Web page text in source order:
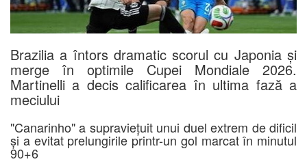
Brazilia a întors dramatic scorul cu Japonia și
merge în optimile Cupei Mondiale 2026.
Martinelli a decis calificarea în ultima fază a
meciului
"Canarinho" a supraviețuit unui duel extrem de dificil
și a evitat prelungirile printr-un gol marcat în minutul
90+6